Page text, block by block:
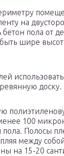
на
бетон пола от
шире
доску.
100
пола. Полосы
между
на 15-20